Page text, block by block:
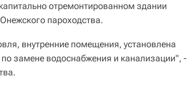
отремонтированном здании
пароходства.
внутренние помещения, установлена
замене водоснабжения и канализации", -